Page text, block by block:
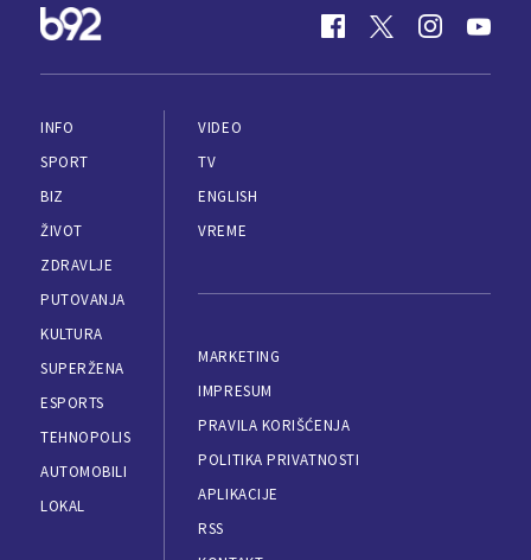
INFO
SPORT
BIZ
ŽIVOT
ZDRAVLJE
PUTOVANJA
KULTURA
SUPERŽENA
ESPORTS
TEHNOPOLIS
AUTOMOBILI
LOKAL
VIDEO
TV
ENGLISH
VREME
MARKETING
IMPRESUM
PRAVILA KORIŠĆENJA
POLITIKA PRIVATNOSTI
APLIKACIJE
RSS